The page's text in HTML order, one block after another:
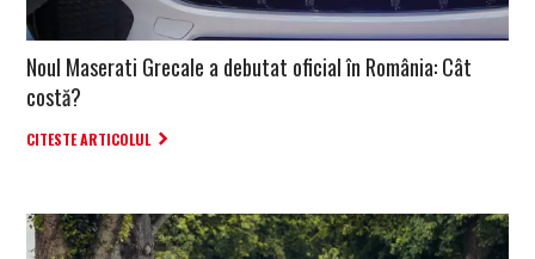
Noul Maserati Grecale a debutat oficial în România: Cât
costă?
CITESTE ARTICOLUL